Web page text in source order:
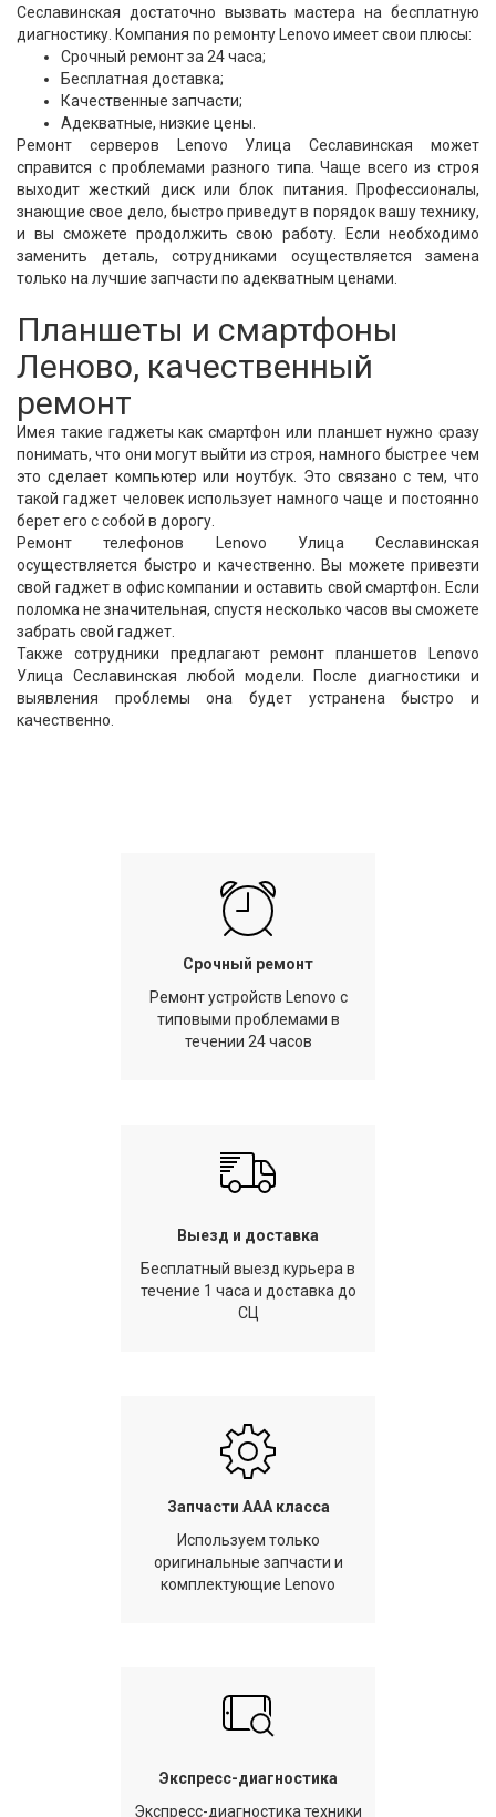
Сеславинская достаточно вызвать мастера на бесплатную
диагностику. Компания по ремонту Lenovo имеет свои плюсы:
Срочный ремонт за 24 часа;
Бесплатная доставка;
Качественные запчасти;
Адекватные, низкие цены.
Ремонт серверов Lenovo Улица Сеславинская может
справится с проблемами разного типа. Чаще всего из строя
выходит жесткий диск или блок питания. Профессионалы,
знающие свое дело, быстро приведут в порядок вашу технику,
и вы сможете продолжить свою работу. Если необходимо
заменить деталь, сотрудниками осуществляется замена
только на лучшие запчасти по адекватным ценами.
Планшеты и смартфоны
Леново, качественный
ремонт
Имея такие гаджеты как смартфон или планшет нужно сразу
понимать, что они могут выйти из строя, намного быстрее чем
это сделает компьютер или ноутбук. Это связано с тем, что
такой гаджет человек использует намного чаще и постоянно
берет его с собой в дорогу.
Ремонт телефонов Lenovo Улица Сеславинская
осуществляется быстро и качественно. Вы можете привезти
свой гаджет в офис компании и оставить свой смартфон. Если
поломка не значительная, спустя несколько часов вы сможете
забрать свой гаджет.
Также сотрудники предлагают ремонт планшетов Lenovo
Улица Сеславинская любой модели. После диагностики и
выявления проблемы она будет устранена быстро и
качественно.
Срочный ремонт
Ремонт устройств Lenovo с
типовыми проблемами в
течении 24 часов
Выезд и доставка
Бесплатный выезд курьера в
течение 1 часа и доставка до
СЦ
Запчасти AAA класса
Используем только
оригинальные запчасти и
комплектующие Lenovo
Экспресс-диагностика
Экспресс-диагностика техники